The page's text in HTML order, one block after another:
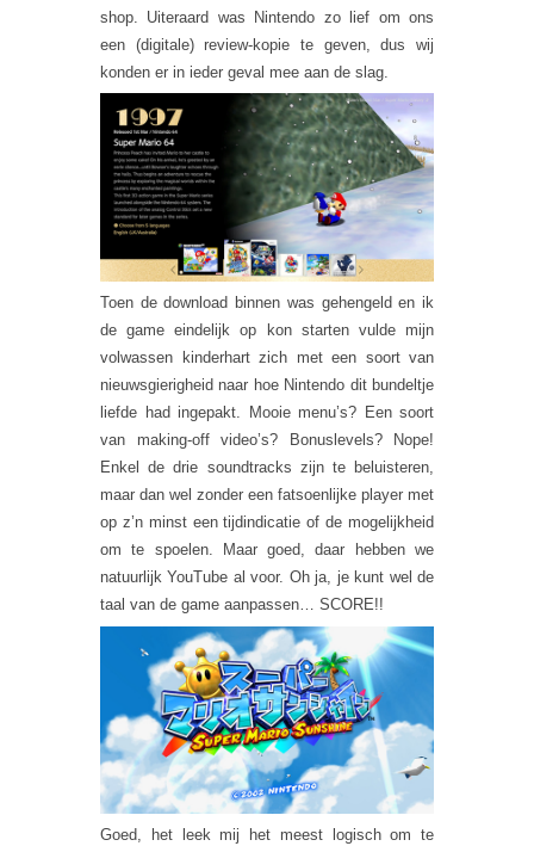
shop. Uiteraard was Nintendo zo lief om ons
een (digitale) review-kopie te geven, dus wij
konden er in ieder geval mee aan de slag.
Toen de download binnen was gehengeld en ik
de game eindelijk op kon starten vulde mijn
volwassen kinderhart zich met een soort van
nieuwsgierigheid naar hoe Nintendo dit bundeltje
liefde had ingepakt. Mooie menu’s? Een soort
van making-off video’s? Bonuslevels? Nope!
Enkel de drie soundtracks zijn te beluisteren,
maar dan wel zonder een fatsoenlijke player met
op z’n minst een tijdindicatie of de mogelijkheid
om te spoelen. Maar goed, daar hebben we
natuurlijk YouTube al voor. Oh ja, je kunt wel de
taal van de game aanpassen… SCORE!!
Goed, het leek mij het meest logisch om te